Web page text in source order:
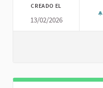
CREADO EL
13/02/2026